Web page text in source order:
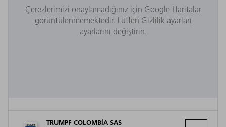
Çerezlerimizi onaylamadığınız için Google Haritalar
görüntülenmemektedir. Lütfen Gizlilik ayarları
ayarlarını değiştirin.
TRUMPF COLOMBIA SAS